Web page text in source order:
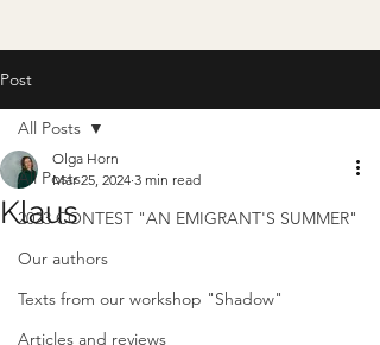
Post
All Posts
2023 CONTEST "AN EMIGRANT'S SUMMER"
Our authors
Texts from our workshop "Shadow"
Articles and reviews
All Posts
Klaus
Olga Horn
Mar 25, 2024 3 min read